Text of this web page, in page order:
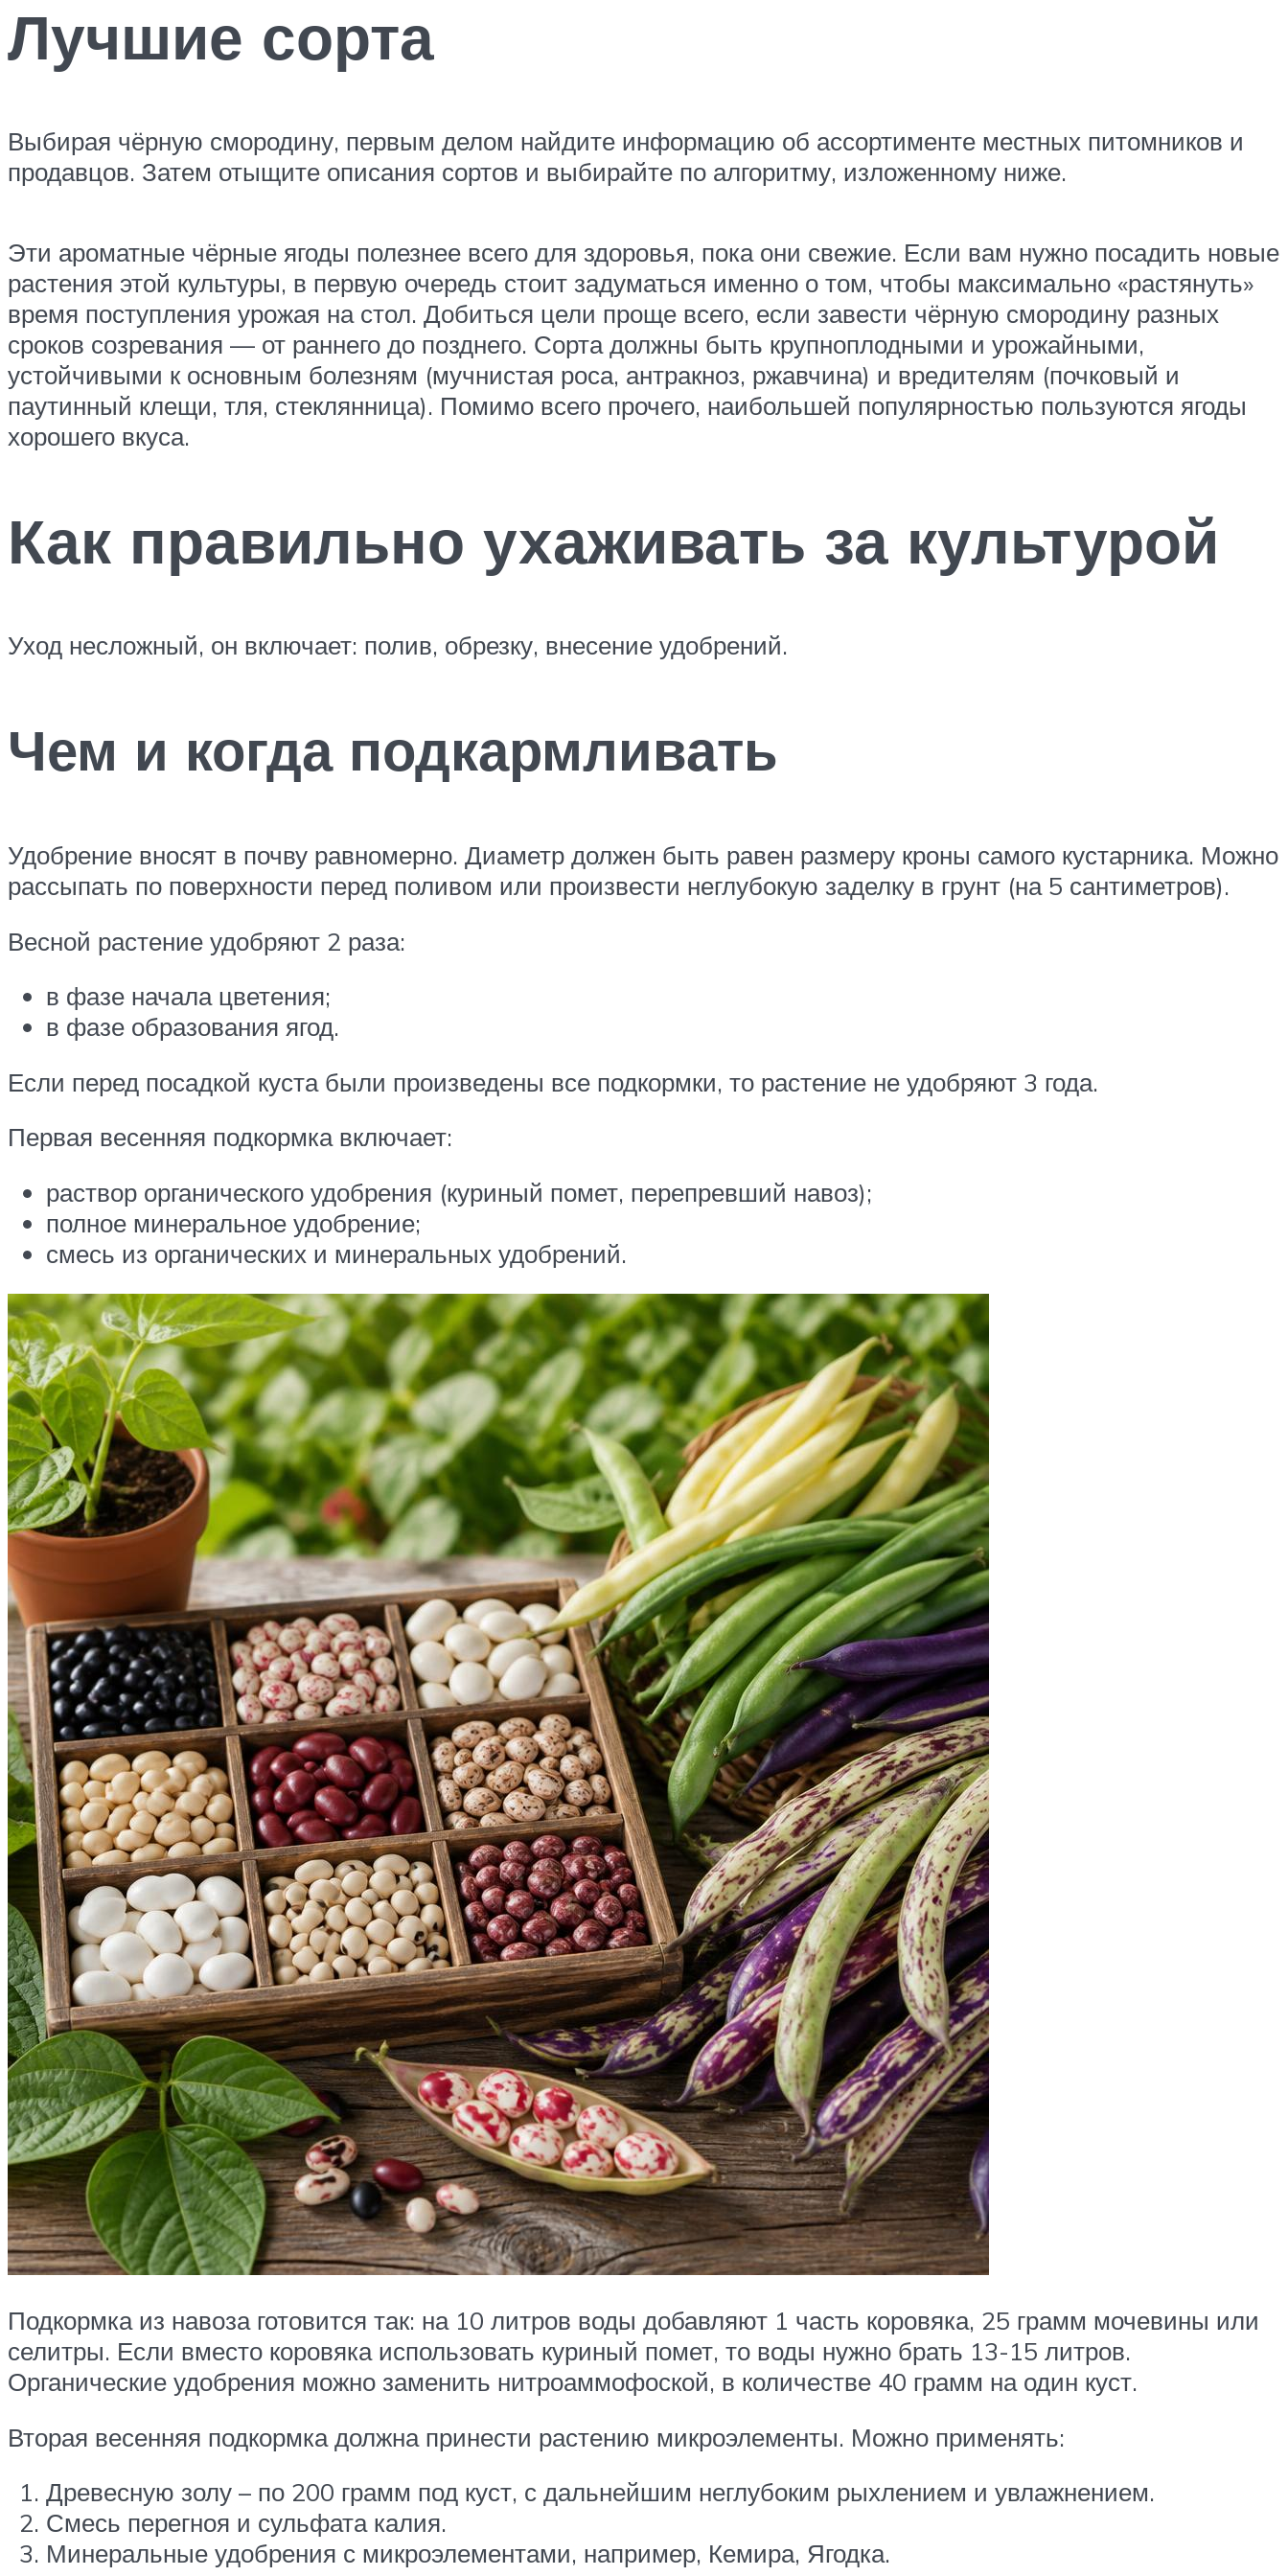
Лучшие сорта
Выбирая чёрную смородину, первым делом найдите информацию об ассортименте местных питомников и
продавцов. Затем отыщите описания сортов и выбирайте по алгоритму, изложенному ниже.
Эти ароматные чёрные ягоды полезнее всего для здоровья, пока они свежие. Если вам нужно посадить новые
растения этой культуры, в первую очередь стоит задуматься именно о том, чтобы максимально «растянуть»
время поступления урожая на стол. Добиться цели проще всего, если завести чёрную смородину разных
сроков созревания — от раннего до позднего. Сорта должны быть крупноплодными и урожайными,
устойчивыми к основным болезням (мучнистая роса, антракноз, ржавчина) и вредителям (почковый и
паутинный клещи, тля, стеклянница). Помимо всего прочего, наибольшей популярностью пользуются ягоды
хорошего вкуса.
Как правильно ухаживать за культурой
Уход несложный, он включает: полив, обрезку, внесение удобрений.
Чем и когда подкармливать
Удобрение вносят в почву равномерно. Диаметр должен быть равен размеру кроны самого кустарника. Можно
рассыпать по поверхности перед поливом или произвести неглубокую заделку в грунт (на 5 сантиметров).
Весной растение удобряют 2 раза:
в фазе начала цветения;
в фазе образования ягод.
Если перед посадкой куста были произведены все подкормки, то растение не удобряют 3 года.
Первая весенняя подкормка включает:
раствор органического удобрения (куриный помет, перепревший навоз);
полное минеральное удобрение;
смесь из органических и минеральных удобрений.
Подкормка из навоза готовится так: на 10 литров воды добавляют 1 часть коровяка, 25 грамм мочевины или
селитры. Если вместо коровяка использовать куриный помет, то воды нужно брать 13-15 литров.
Органические удобрения можно заменить нитроаммофоской, в количестве 40 грамм на один куст.
Вторая весенняя подкормка должна принести растению микроэлементы. Можно применять:
Древесную золу – по 200 грамм под куст, с дальнейшим неглубоким рыхлением и увлажнением.
Смесь перегноя и сульфата калия.
Минеральные удобрения с микроэлементами, например, Кемира, Ягодка.